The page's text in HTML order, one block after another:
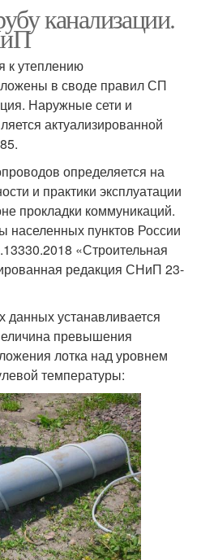
канализации.
к утеплению
в своде правил СП
Наружные сети и
актуализированной
определяется на
и практики эксплуатации
прокладки коммуникаций.
населенных пунктов России
«Строительная
редакция СНиП 23-
данных устанавливается
превышения
лотка над уровнем
температуры: